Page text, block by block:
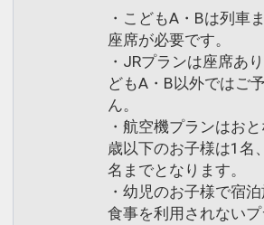
・こどもA・Bは列車
座席が必要です。
・JRプランは座席あ
どもA・B以外ではご
ん。
・航空機プランはお
歳以下のお子様は1名
名までとなります。
・幼児のお子様で宿
食事を利用されない